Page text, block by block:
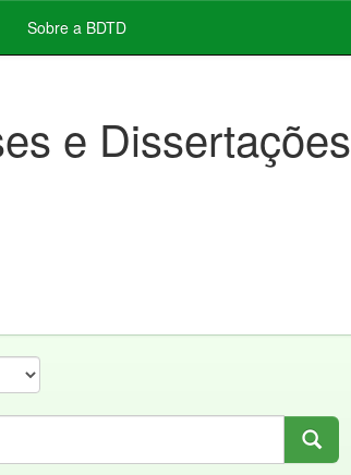
Sobre a BDTD
e Dissertações